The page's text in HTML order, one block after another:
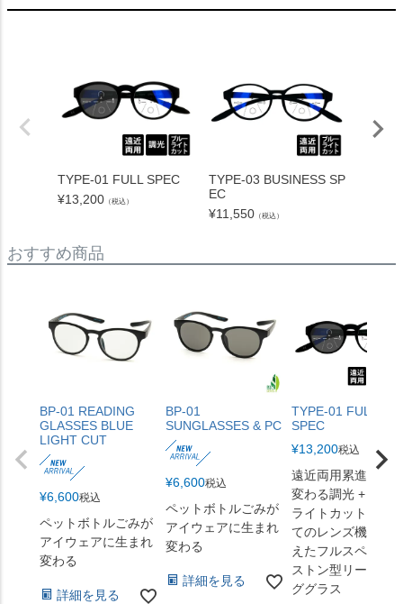
TYPE-01 FULL SPEC
¥13,200 （税込）
TYPE-03 BUSINESS SP
EC
¥11,550 （税込）
おすすめ商品
BP-01 READING
GLASSES BLUE
LIGHT CUT
¥6,600税込
ペットボトルごみが
アイウェアに生まれ
変わる
詳細を見る
BP-01
SUNGLASSES & PC
¥6,600税込
ペットボトルごみが
アイウェアに生まれ
変わる
詳細を見る
TYPE-01 FULL
SPEC
¥13,200税込
遠近両用累進 + 色
変わる調光 + ブル
ライトカット。す
てのレンズ機能を
えたフルスペック
ストン型リーディ
ググラス